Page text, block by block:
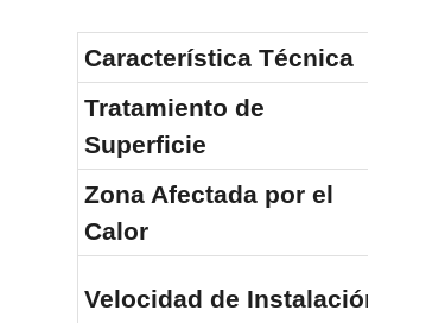
Característica Técnica
Tratamiento de
Superficie
Zona Afectada por el
Calor
Velocidad de Instalación